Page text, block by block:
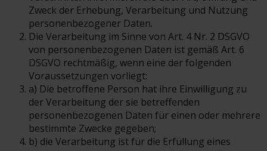
Zweck der Erhebung, Verarbeitung und Nutzung
personenbezogener Daten.
Die Verarbeitung im Sinne von Art. 4 Nr. 2 DSGVO
von personenbezogenen Daten ist gemäß Art. 6
DSGVO rechtmäßig, wenn eine der folgenden
Voraussetzungen vorliegt:
a) Die betroffene Person hat ihre Einwilligung zu
der Verarbeitung der sie betreffenden
personenbezogenen Daten für einen oder mehrere
bestimmte Zwecke gegeben;
b) die Verarbeitung ist für die Erfüllung eines